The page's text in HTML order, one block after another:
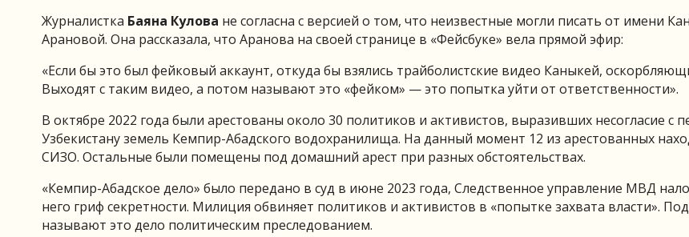
Журналистка Баяна Кулова не согласна с версией о том, что неизвестные могли писать от имени
Арановой. Она рассказала, что Аранова на своей странице в «Фейсбуке» вела прямой эфир:
«Если бы это был фейковый аккаунт, откуда бы взялись трайболистские видео Каныкей,
Выходят с таким видео, а потом называют это «фейком» — это попытка уйти от ответственности».
В октябре 2022 года были арестованы около 30 политиков и активистов, выразивших несогласие с
Узбекистану земель Кемпир-Абадского водохранилища. На данный момент 12 из арестованных
СИЗО. Остальные были помещены под домашний арест при разных обстоятельствах.
«Кемпир-Абадское дело» было передано в суд в июне 2023 года, Следственное управление МВД
него гриф секретности. Милиция обвиняет политиков и активистов в «попытке захвата власти».
называют это дело политическим преследованием.